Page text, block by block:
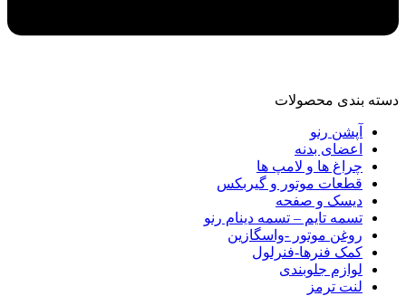
دسته‌ بندی محصولات
آپشن رنو
اعضای بدنه
چراغ ها و لامپ ها
قطعات موتور و گیربکس
دیسک و صفحه
تسمه تایم – تسمه دینام رنو
روغن موتور -واسگازین
کمک فنرها-فنرلول
لوازم جلوبندی
لنت ترمز